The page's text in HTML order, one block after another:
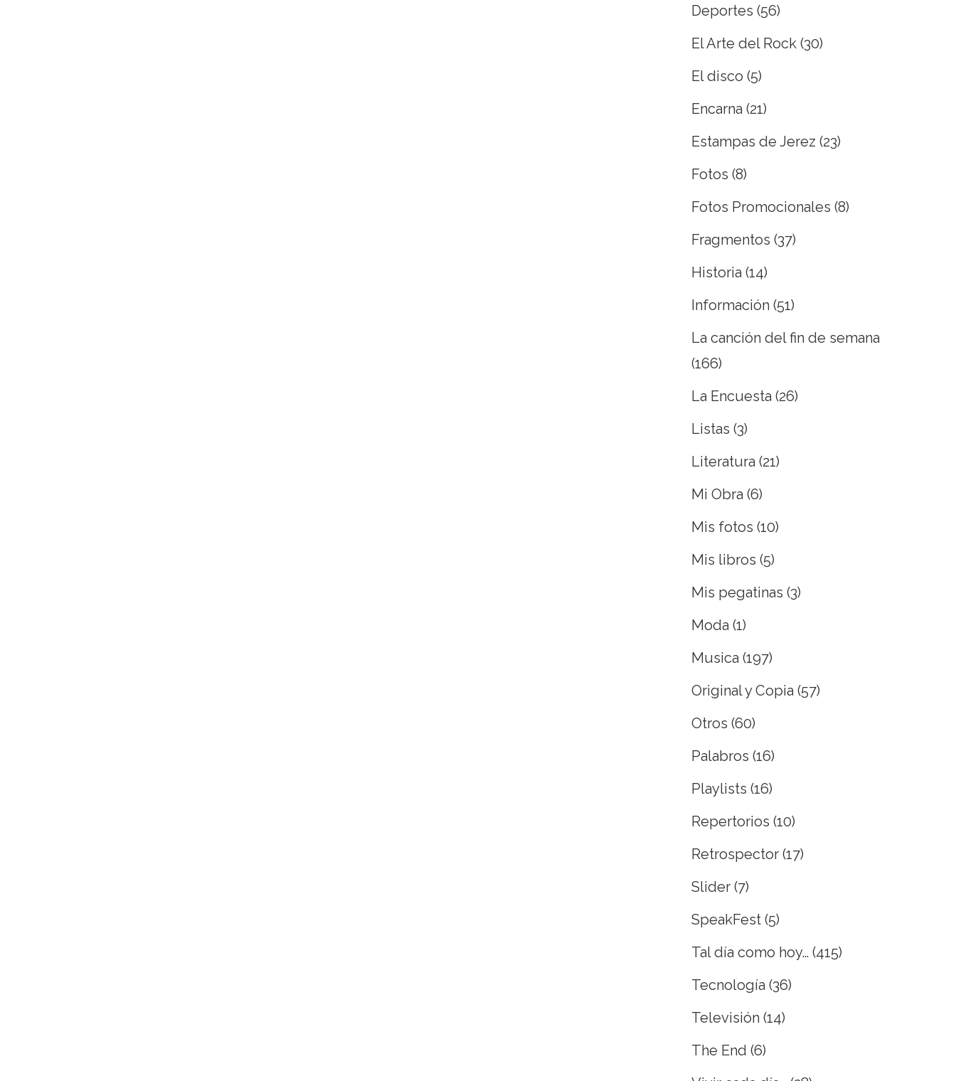
Deportes (56)
El Arte del Rock (30)
El disco (5)
Encarna (21)
Estampas de Jerez (23)
Fotos (8)
Fotos Promocionales (8)
Fragmentos (37)
Historia (14)
Información (51)
La canción del fin de semana
(166)
La Encuesta (26)
Listas (3)
Literatura (21)
Mi Obra (6)
Mis fotos (10)
Mis libros (5)
Mis pegatinas (3)
Moda (1)
Musica (197)
Original y Copia (57)
Otros (60)
Palabros (16)
Playlists (16)
Repertorios (10)
Retrospector (17)
Slider (7)
SpeakFest (5)
Tal día como hoy… (415)
Tecnología (36)
Televisión (14)
The End (6)